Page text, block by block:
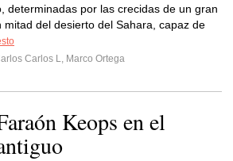
determinadas por las crecidas de un gran
mitad del desierto del Sahara, capaz de
Carlos L, Marco Ortega
Keops en el